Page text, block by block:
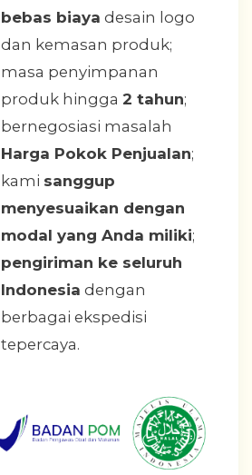
bebas biaya desain logo
dan kemasan produk;
masa penyimpanan
produk hingga 2 tahun;
bernegosiasi masalah
Harga Pokok Penjualan;
kami sanggup
menyesuaikan dengan
modal yang Anda miliki;
pengiriman ke seluruh
Indonesia dengan
berbagai ekspedisi
tepercaya.